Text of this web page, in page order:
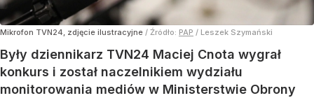
Mikrofon TVN24, zdjęcie ilustracyjne / Źródło: PAP / Leszek Szymański
Były dziennikarz TVN24 Maciej Cnota wygrał
konkurs i został naczelnikiem wydziału
monitorowania mediów w Ministerstwie Obrony